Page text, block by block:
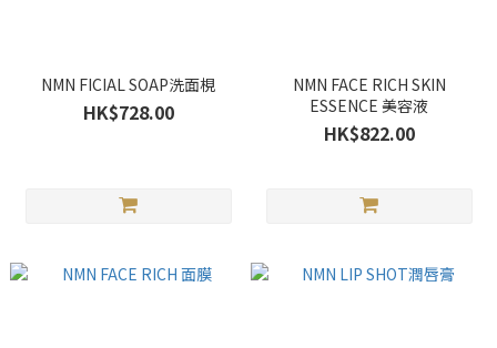
NMN FICIAL SOAP洗面梘
HK$728.00
NMN FACE RICH SKIN
ESSENCE 美容液
HK$822.00